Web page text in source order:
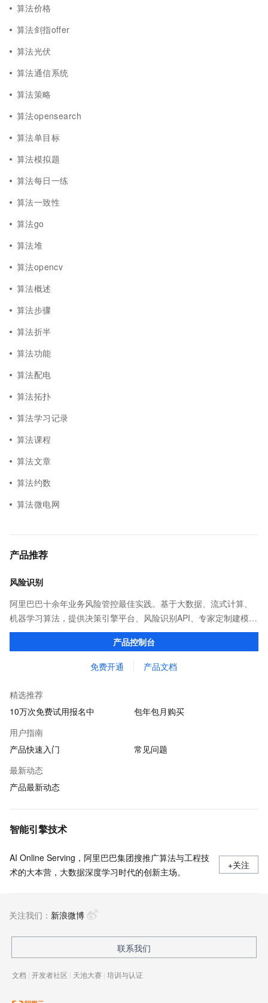
算法价格
算法剑指offer
算法光伏
算法通信系统
算法策略
算法opensearch
算法单目标
算法模拟题
算法每日一练
算法一致性
算法go
算法堆
算法opencv
算法概述
算法步骤
算法折半
算法功能
算法配电
算法拓扑
算法学习记录
算法课程
算法文章
算法约数
算法微电网
产品推荐
风险识别
阿里巴巴十余年业务风险管控最佳实践。基于大数据、流式计算、
机器学习算法，提供决策引擎平台、风险识别API、专家定制建模等
多维风控服务，一站式解决企业在用户注册、运营活动、交易、信
贷审核等关键业务中所遇到的欺诈问题。
产品控制台
免费开通 产品文档
精选推荐
10万次免费试用报名中
包年包月购买
用户指南
产品快速入门
常见问题
最新动态
产品最新动态
智能引擎技术
AI Online Serving，阿里巴巴集团搜推广算法与工程技
术的大本营，大数据深度学习时代的创新主场。
+关注
关注我们： 新浪微博
联系我们
文档 | 开发者社区 | 天池大赛 | 培训与认证